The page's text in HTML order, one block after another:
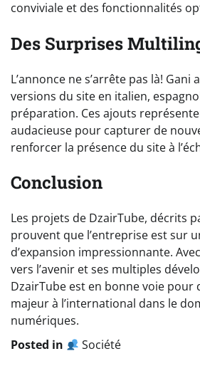
conviviale et des fonctionnalités
Des Surprises
L’annonce ne s’arrête pas là! Gani
versions du site en italien,
préparation. Ces ajouts
audacieuse pour capturer de
renforcer la présence du site à
Conclusion
Les projets de DzairTube, décrits
prouvent que l’entreprise est sur
d’expansion impressionnante.
vers l’avenir et ses multiples
DzairTube est en bonne voie pour
majeur à l’international dans le
numériques.
Posted in
Société